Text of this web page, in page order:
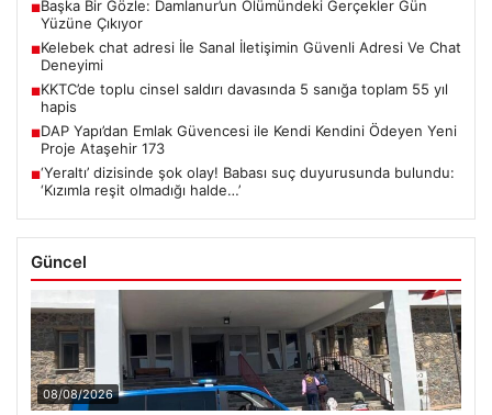
■Başka Bir Gözle: Damlanur’un Ölümündeki Gerçekler Gün
Yüzüne Çıkıyor
■Kelebek chat adresi İle Sanal İletişimin Güvenli Adresi Ve Chat
Deneyimi
■KKTC’de toplu cinsel saldırı davasında 5 sanığa toplam 55 yıl
hapis
■DAP Yapı’dan Emlak Güvencesi ile Kendi Kendini Ödeyen Yeni
Proje Ataşehir 173
■‘Yeraltı’ dizisinde şok olay! Babası suç duyurusunda bulundu:
‘Kızımla reşit olmadığı halde…’
Güncel
08/08/2026